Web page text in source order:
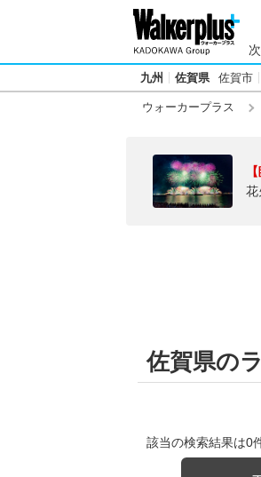
九州 佐賀県 佐賀市
ウォーカープラス
花
佐賀県の
該当の検索結果は0